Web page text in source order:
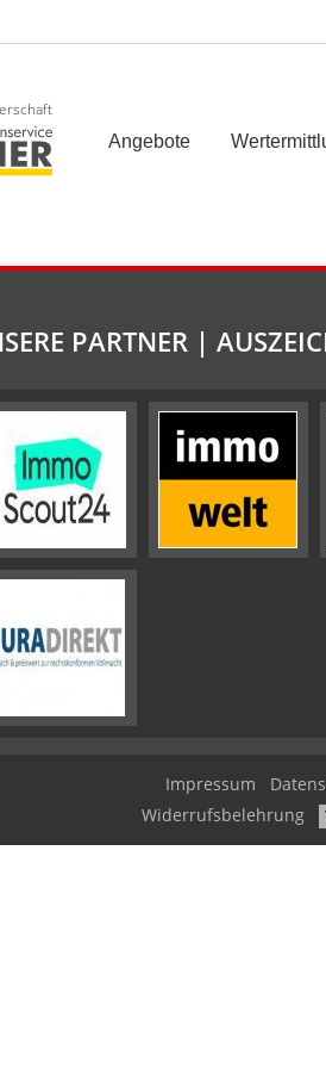
Angebote
PARTNER |
Impressum
Widerrufsbelehrung